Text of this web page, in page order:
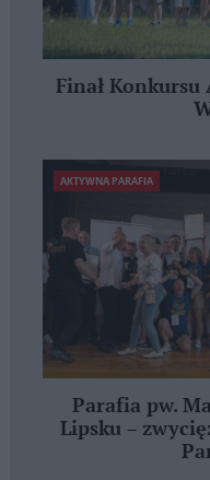
Finał
AKTYWNA PARAFIA
Parafia pw.
Lipsku –